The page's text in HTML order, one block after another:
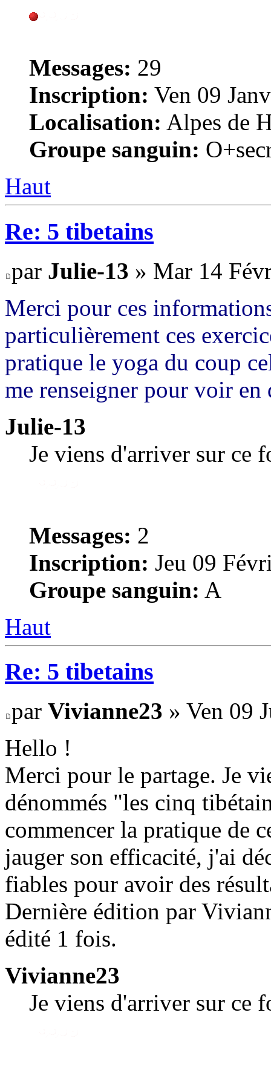
Messages: 29
Inscription: Ven 09
Localisation: Alpes de
Groupe sanguin:
Haut
Re: 5 tibetains
par Julie-13 » Mar 14
Merci pour ces
particulièrement ces
pratique le yoga du coup
me renseigner pour voir en
Julie-13
Je viens d'arriver sur ce
Messages: 2
Inscription: Jeu 09
Groupe sanguin: A
Haut
Re: 5 tibetains
par Vivianne23 » Ven 09
Hello !
Merci pour le partage. Je
dénommés "les cinq
commencer la pratique de
jauger son efficacité, j'ai
fiables pour avoir des
Dernière édition par
édité 1 fois.
Vivianne23
Je viens d'arriver sur ce